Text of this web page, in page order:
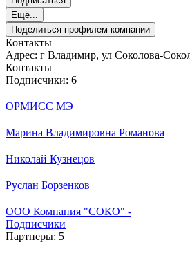
Ещё...
Поделиться профилем компании
Контакты
Адрес: г Владимир, ул Соколова-
Контакты
Подписчики: 6
ОРМИСС МЭ
Марина Владимировна Романова
Николай Кузнецов
Руслан Борзенков
ООО Компания "СОКО" -
Подписчики
Партнеры: 5